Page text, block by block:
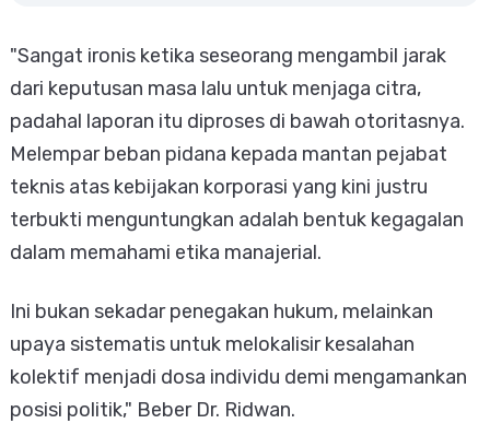
​"Sangat ironis ketika seseorang mengambil jarak
dari keputusan masa lalu untuk menjaga citra,
padahal laporan itu diproses di bawah otoritasnya.
Melempar beban pidana kepada mantan pejabat
teknis atas kebijakan korporasi yang kini justru
terbukti menguntungkan adalah bentuk kegagalan
dalam memahami etika manajerial.
Ini bukan sekadar penegakan hukum, melainkan
upaya sistematis untuk melokalisir kesalahan
kolektif menjadi dosa individu demi mengamankan
posisi politik," Beber Dr. Ridwan.